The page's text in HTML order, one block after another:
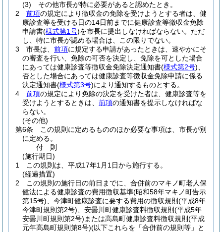
(3)
その他市長が特に必要があると認めたとき。
2
前項の規定により徴収金の免除を受けようとする者は、健
康診査等を受ける日の14日前までに健康診査等徴収金免除
申請書(様式第1号)を市長に提出しなければならない。 ただ
し、特に市長が認める場合は、この限りでない。
3
市長は、 前項に規定する申請があったときは、速やかにそ
の審査を行い、免除の可否を決定し、免除を可とした場合
にあっては健康診査等徴収金免除決定通知書(様式第2号)
否とした場合にあっては健康診査等徴収金免除申請に係る
決定通知書(様式第3号)により通知するものとする。
4
前項の規定により免除の決定を受けた者は、健康診査等を
受けようとするときは、 前項の通知書を提示しなければな
らない。
(その他)
第6条
この規則に定めるもののほか必要な事項は、市長が別
に定める。
付 則
(施行期日)
1
この規則は、平成17年1月1日から施行する。
(経過措置)
2
この規則の施行日の前日までに、合併前のマキノ町老人保
健法による健康診査の費用徴収基準(昭和58年マキノ町告示
第15号) 、今津町健康診査に要する費用の徴収規則 (平成8年
今津町規則第2号) 、安曇川町健康診査料徴収規則 (平成5年
安曇川町規則第2号) または高島町健康診査料徴収規則 (平成
元年高島町規則第8号)(以下これらを「合併前の規則等」と